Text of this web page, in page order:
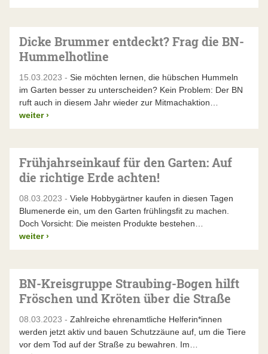
Dicke Brummer entdeckt? Frag die BN-
Hummelhotline
15.03.2023 - Sie möchten lernen, die hübschen Hummeln
im Garten besser zu unterscheiden? Kein Problem: Der BN
ruft auch in diesem Jahr wieder zur Mitmachaktion…
weiter ›
Frühjahrseinkauf für den Garten: Auf
die richtige Erde achten!
08.03.2023 - Viele Hobbygärtner kaufen in diesen Tagen
Blumenerde ein, um den Garten frühlingsfit zu machen.
Doch Vorsicht: Die meisten Produkte bestehen…
weiter ›
BN-Kreisgruppe Straubing-Bogen hilft
Fröschen und Kröten über die Straße
08.03.2023 - Zahlreiche ehrenamtliche Helferin*innen
werden jetzt aktiv und bauen Schutzzäune auf, um die Tiere
vor dem Tod auf der Straße zu bewahren. Im…